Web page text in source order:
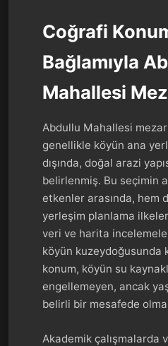
Coğrafi
Bağlamıyla
Mahallesi
Abdullu Mahallesi
genellikle köyün ana
dışında, doğal arazi
belirlenmiş. Bu seçimin
etkenler arasında, hem
yerleşim planlama
veri ve harita
köyün kuzeydoğusunda
konum, köyün su
engellemeyen, ancak
belirli bir mesafede
Akademik çalışmalarda